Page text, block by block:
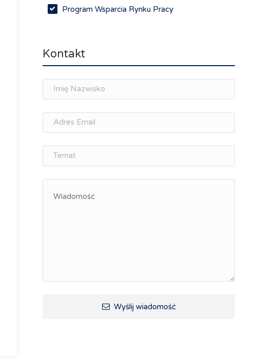
Program Wsparcia Rynku Pracy
Spotkania branżowe
osobisty
Memorandum Gospodarcze PL-CZ
Śląskie Porozumienie Gospodarcze
ŚLĄSK.ONLINE
Integracja
Kontakt
Wyślij wiadomość